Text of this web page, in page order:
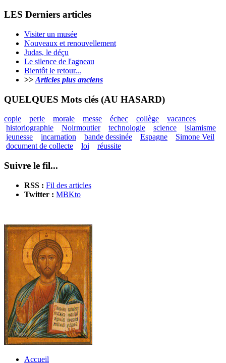
LES Derniers articles
Visiter un musée
Nouveaux et renouvellement
Judas, le déçu
Le silence de l'agneau
Bientôt le retour...
>> Articles plus anciens
QUELQUES Mots clés (AU HASARD)
copie perle morale messe échec collège
vacances
historiographie
Noirmoutier technologie science
islamisme
jeunesse
incarnation bande dessinée Espagne
Simone Veil
document de collecte
loi réussite
Suivre le fil...
RSS : Fil des articles
Twitter : MBKto
Accueil